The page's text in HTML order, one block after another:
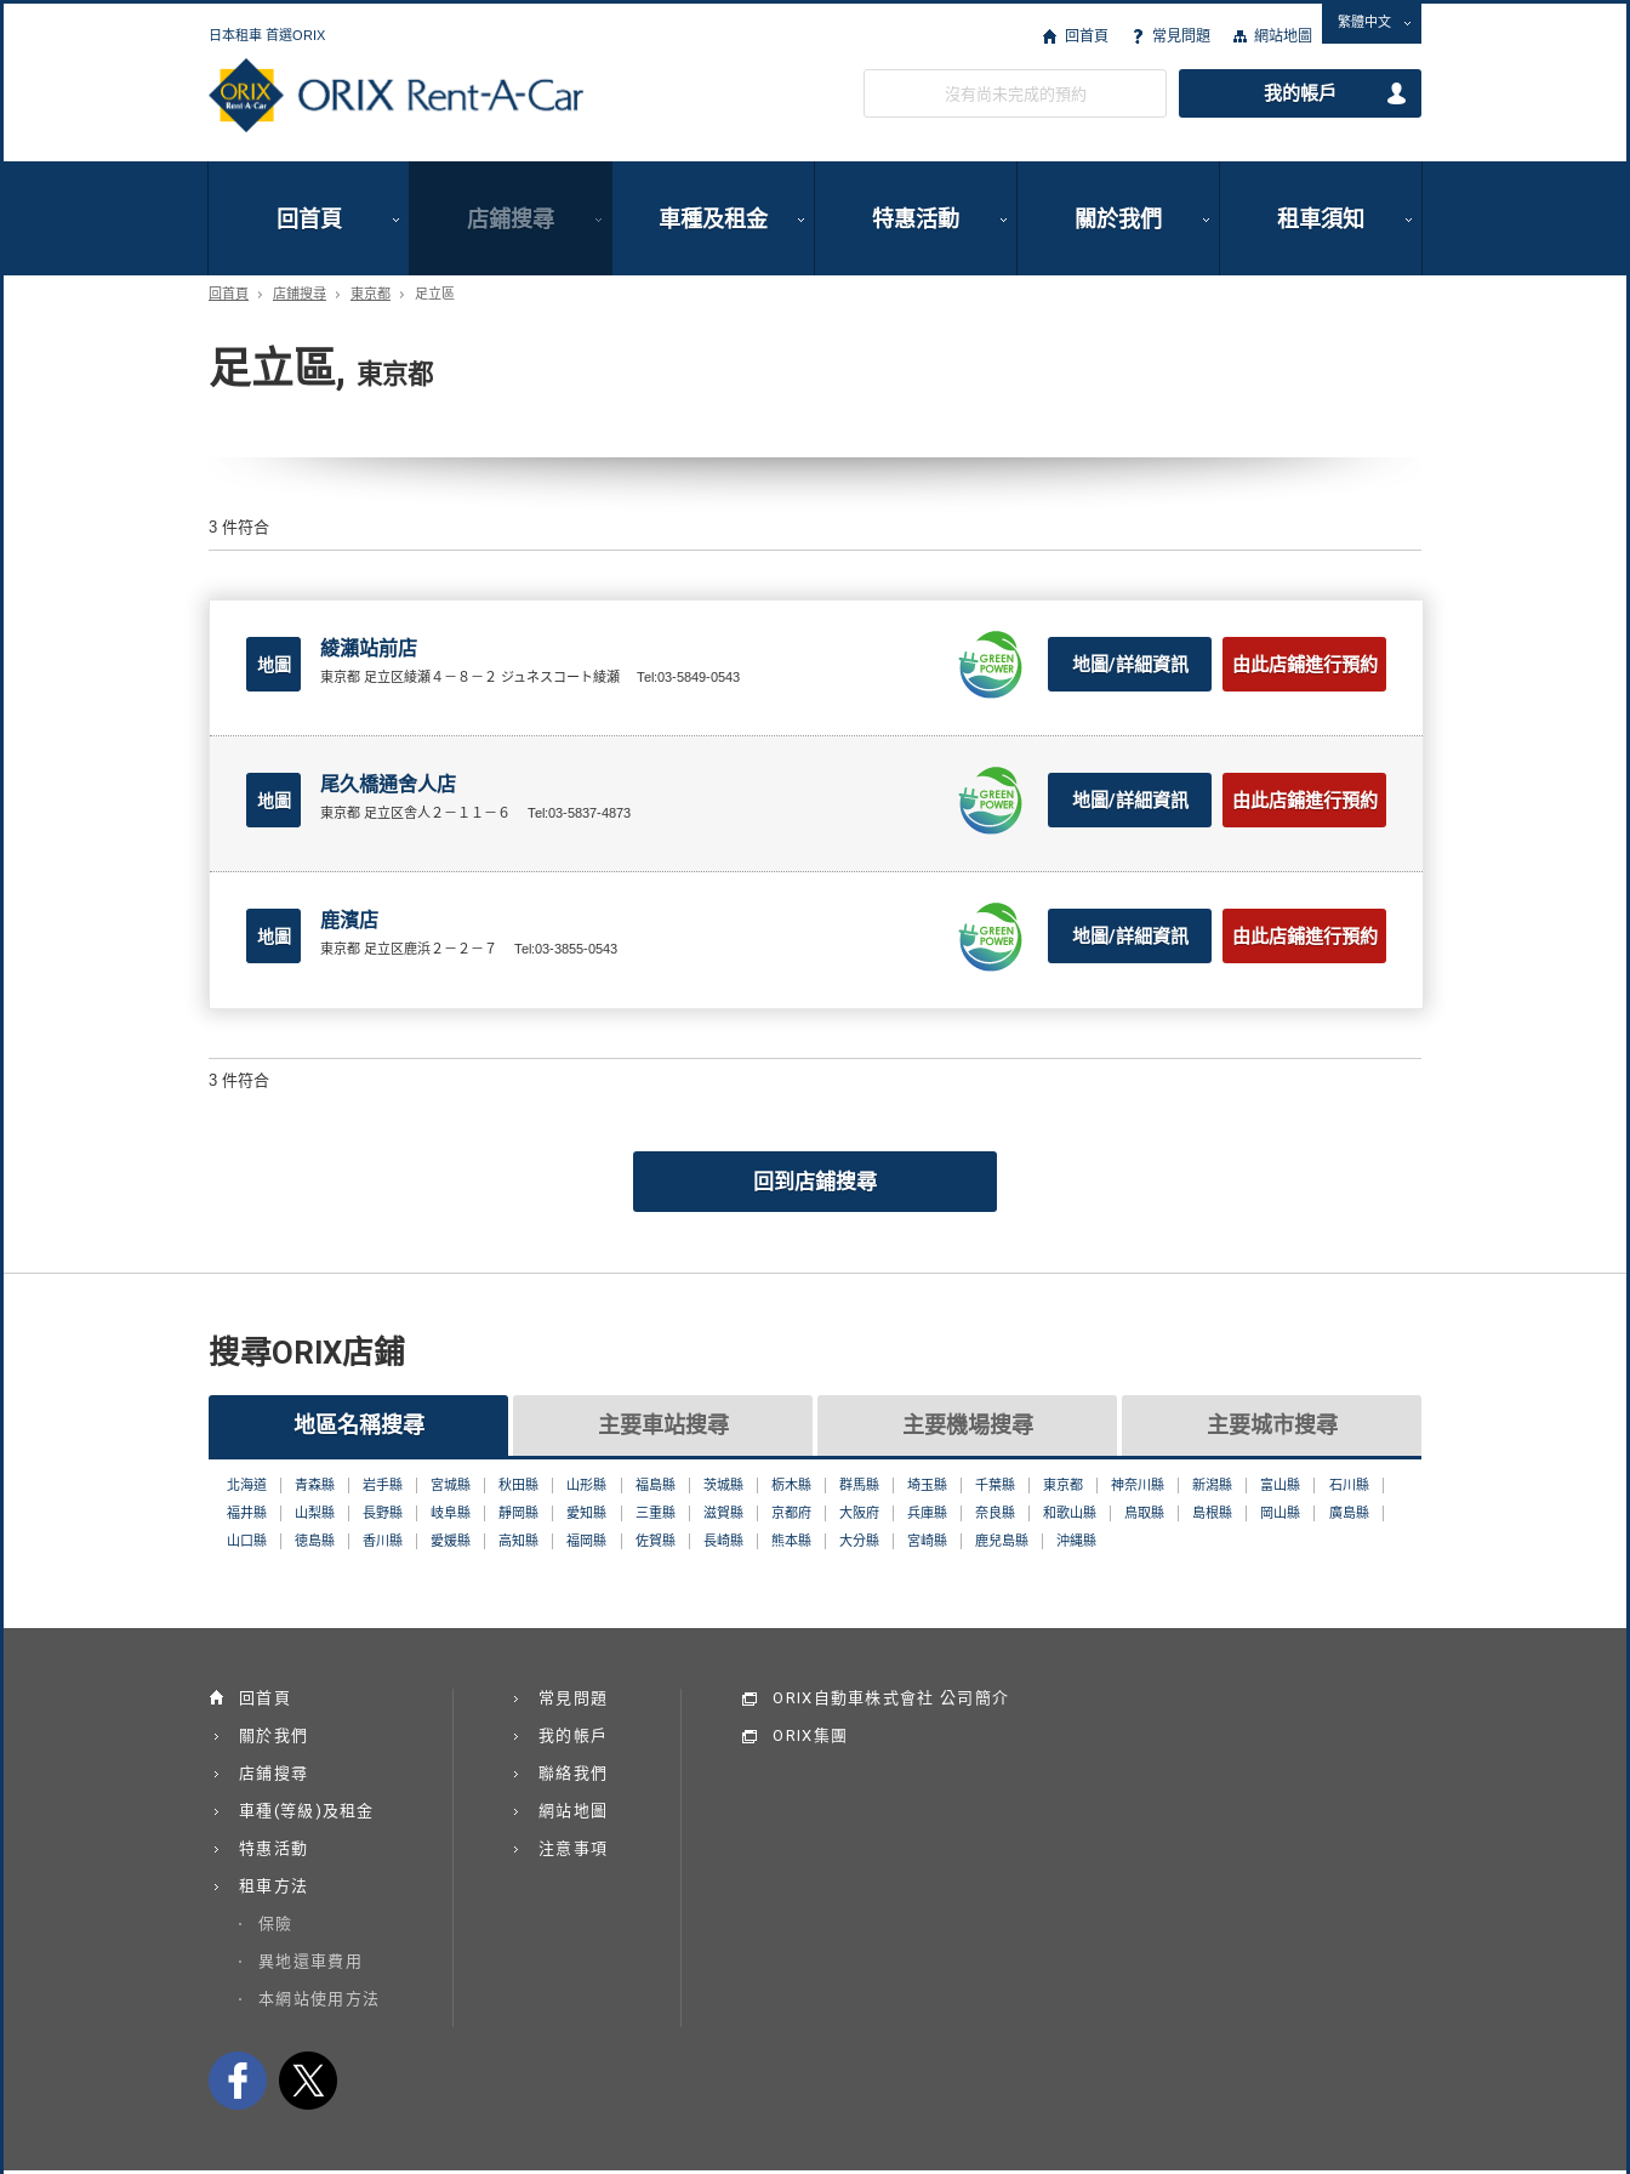
日本租車 首選ORIX 回首頁 常見問題 網站地圖
繁體中文
沒有尚未完成的預約 我的帳戶
回首頁 店鋪搜尋 車種及租金 特惠活動 關於我們 租車須知
回首頁 店鋪搜尋 東京都 足立區
足立區, 東京都
3 件符合
地圖
綾瀨站前店
東京都 足立区綾瀬４－８－２ ジュネスコート綾瀬 Tel:03-5849-0543
地圖/詳細資訊 由此店鋪進行預約
地圖
尾久橋通舍人店
東京都 足立区舎人２－１１－６ Tel:03-5837-4873
地圖/詳細資訊 由此店鋪進行預約
地圖
鹿濱店
東京都 足立区鹿浜２－２－７ Tel:03-3855-0543
地圖/詳細資訊 由此店鋪進行預約
3 件符合
回到店鋪搜尋
搜尋ORIX店鋪
地區名稱搜尋 主要車站搜尋 主要機場搜尋 主要城市搜尋
北海道 青森縣 岩手縣 宮城縣 秋田縣 山形縣 福島縣 茨城縣 栃木縣 群馬縣 埼玉縣 千葉縣 東京都 神奈川縣 新潟縣 富山縣
石川縣
福井縣
山梨縣 長野縣 岐阜縣 靜岡縣 愛知縣 三重縣 滋賀縣 京都府 大阪府 兵庫縣 奈良縣 和歌山縣 鳥取縣 島根縣 岡山縣
廣島縣
山口縣
徳島縣 香川縣 愛媛縣 高知縣 福岡縣 佐賀縣 長崎縣 熊本縣 大分縣 宮崎縣 鹿兒島縣 沖縄縣
回首頁
關於我們
店鋪搜尋
車種(等級)及租金
特惠活動
租車方法
保險
異地還車費用
本網站使用方法
常見問題
我的帳戶
聯絡我們
網站地圖
注意事項
ORIX自動車株式會社 公司簡介
ORIX集團